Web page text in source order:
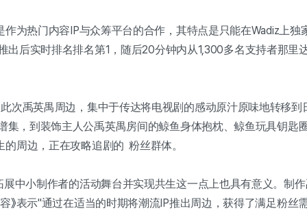
作为热门内容IP与众筹平台的合作，其特点是只能在Wadiz上
出后实时排名排名第1，随后20分钟内从1,300多名支持者那里
次禹英禺周边，集中于传达将电视剧的感动原汁原味地转移到
集，到装饰主人公禹英禺房间的鲸鱼身体抱枕、鲸鱼玩具钥匙
周边，正在攻略追剧的 粉丝群体。
中小制作者的活动舞台并实现共生这一点上也具有意义。制
》表示"通过在适当的时期将潮流IP推出周边，获得了满足粉丝